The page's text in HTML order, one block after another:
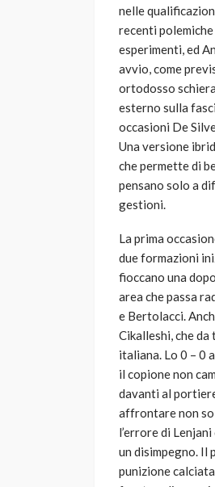
nelle
recenti
esperimenti, ed
avvio, come
ortodosso
esterno sulla
occasioni De
Una versione
che permette di
pensano solo a
gestioni.
La prima
due formazioni
fioccano una
area che passa
e Bertolacci.
Cikalleshi, che
italiana. Lo 0 – 0
il copione non
davanti al
affrontare non
l’errore di
un disimpegno. Il
punizione